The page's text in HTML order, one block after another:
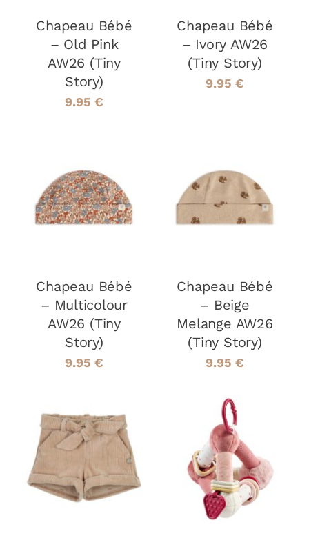
OPTIONS
PEUVENT
ÊTRE
CHOISIES
SUR
LA
Chapeau Bébé
– Old Pink
AW26 (Tiny
Story)
9.95 €
OPTIONS
PEUVENT
ÊTRE
CHOISIES
SUR
Chapeau Bébé
– Ivory AW26
(Tiny Story)
9.95 €
CHOIX DES
OPTIONS CE
PRODUIT
A
OPTIONS
PEUVENT
ÊTRE
CHOISIES
SUR
LA
/
DÉTAILS
Chapeau Bébé
– Multicolour
AW26 (Tiny
Story)
9.95 €
CHOIX DES
OPTIONS
CE
PRODUIT
A
OPTIONS
PEUVENT
ÊTRE
CHOISIES
SUR
LA
/
DÉTAILS
Chapeau Bébé
– Beige
Melange AW26
(Tiny Story)
9.95 €
CHOIX DES
PRODUIT
A
PLUSIEURS
DÉTAILS
AJOUTER AU
PANIER
/
DÉTAILS